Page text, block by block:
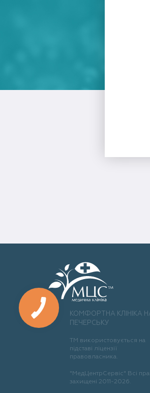
КОМФОРТНА КЛІНІКА
ПЕЧЕРСЬКУ
ТМ використовується на
підставі ліцензії
правовласника.
"МедЦентрСервіс" Всі
захищені 2011-2026.